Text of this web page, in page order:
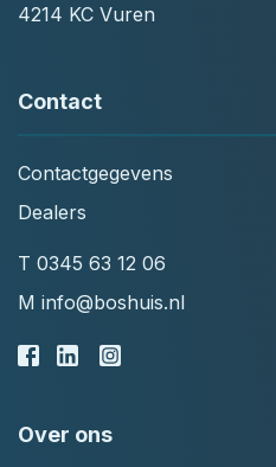
4214 KC Vuren
Contact
Contactgegevens
Dealers
T 0345 63 12 06
M info@boshuis.nl
Over ons